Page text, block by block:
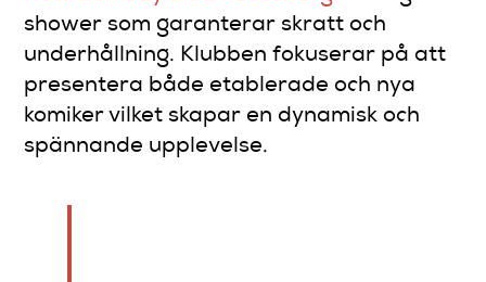
shower som garanterar skratt och
underhållning. Klubben fokuserar på att
presentera både etablerade och nya
komiker vilket skapar en dynamisk och
spännande upplevelse.